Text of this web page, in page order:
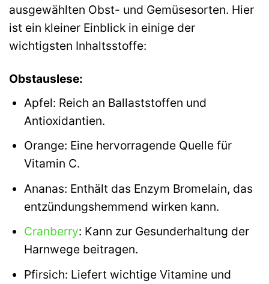
ausgewählten Obst- und Gemüsesorten. Hier
ist ein kleiner Einblick in einige der
wichtigsten Inhaltsstoffe:
Obstauslese:
Apfel: Reich an Ballaststoffen und
Antioxidantien.
Orange: Eine hervorragende Quelle für
Vitamin C.
Ananas: Enthält das Enzym Bromelain, das
entzündungshemmend wirken kann.
Cranberry: Kann zur Gesunderhaltung der
Harnwege beitragen.
Pfirsich: Liefert wichtige Vitamine und